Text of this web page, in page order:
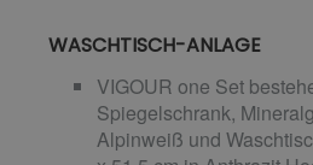
WASCHTISCH-ANLAGE
VIGOUR one Set
Spiegelschrank,
Alpinweiß und